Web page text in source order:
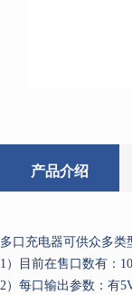
产品介绍
多口充电器可供众多类
1）目前在售口数有：
2）每口输出参数：有